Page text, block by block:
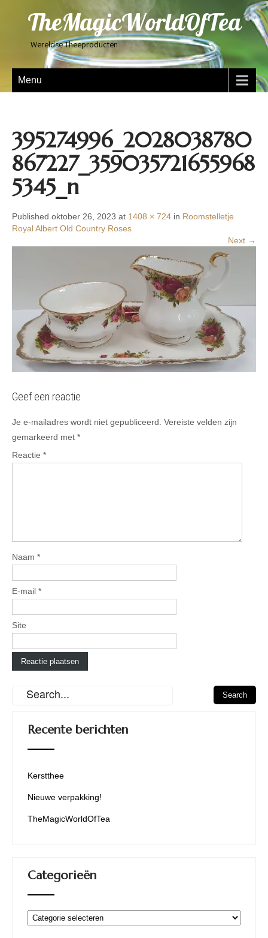
TheMagicWorldOfTea
Wereldse Theeproducten
Menu
395274996_2028038780
867227_359035721655968
5345_n
Published oktober 26, 2023 at 1408 × 724 in Roomstelletje
Royal Albert Old Country Roses
Next →
Geef een reactie
Je e-mailadres wordt niet gepubliceerd. Vereiste velden zijn
gemarkeerd met *
Reactie *
Naam *
E-mail *
Site
Recente berichten
Kerstthee
Nieuwe verpakking!
TheMagicWorldOfTea
Categorieën
Categorieën